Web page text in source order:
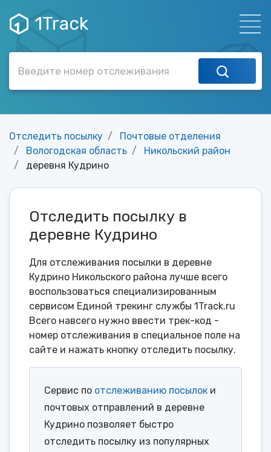
1Track
Отследить посылку
Почтовые отделения
Вологодская область
Никольский район
деревня Кудрино
Отследить посылку в
деревне Кудрино
Для отслеживания посылки в деревне
Кудрино Никольского района лучше всего
воспользоваться специализированным
сервисом Единой трекинг службы 1Track.ru
Всего навсего нужно ввести трек-код -
номер отслеживания в специальное поле на
сайте и нажать кнопку отследить посылку.
Сервис по отслеживанию посылок и
почтовых отправлений в деревне
Кудрино позволяет быстро
отследить посылку из популярных